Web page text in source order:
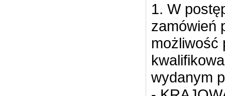
1. W
zamówień
możliwość
wydanym